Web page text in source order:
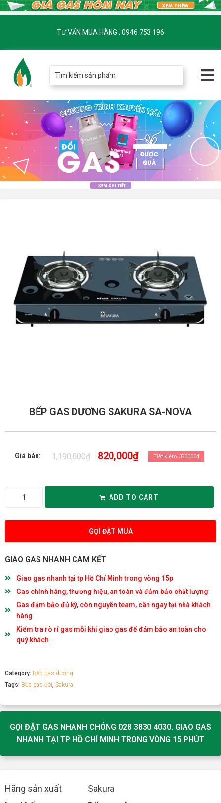
TƯ VẤN MUA HÀNG : 0946 753 196
BẾP GAS DƯƠNG SAKURA SA-NOVA
Giá bán: 1,190,000₫ 820,000₫ Tiết kiệm 370000₫
ADD TO CART
GỌI ĐẶT MUA
GIAO GAS NHANH CAM KẾT
Giao gas nhanh tại tp Hồ Chí Minh trong vòng 15p
Gas chính hãng, thương hiệu, an toàn và đảm bảo chất lượng
Gas đảm bảo đủ ký, còn nguyên team, cân ngay tại nhà khách
hàng
Kiểm tra rò rỉ gas mỗi khi giao gas để đảm bảo an toàn cho
quý khách
Category: Bếp gas dương
Tags: Bếp gas đôi, Sakura
GỌI ĐẶT GAS NHANH CHÓNG 028 3830 4030. GIAO GAS
NHANH TẠI TP HỒ CHÍ MINH TRONG VÒNG 15 PHÚT
Hãng sản xuất
Sakura